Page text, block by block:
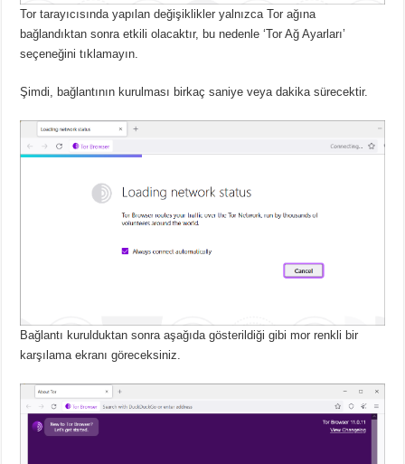
Tor tarayıcısında yapılan değişiklikler yalnızca Tor ağına
bağlandıktan sonra etkili olacaktır, bu nedenle ‘Tor Ağ Ayarları’
seçeneğini tıklamayın.
Şimdi, bağlantının kurulması birkaç saniye veya dakika sürecektir.
Bağlantı kurulduktan sonra aşağıda gösterildiği gibi mor renkli bir
karşılama ekranı göreceksiniz.